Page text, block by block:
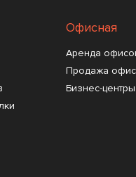
Офисная
Аренда
Продажа
Бизнес-центры